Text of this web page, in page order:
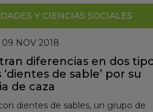
Y CIENCIAS SOCIALES
09 NOV 2018
diferencias en dos
de sable’ por su
de caza
dientes de sables, un grupo de